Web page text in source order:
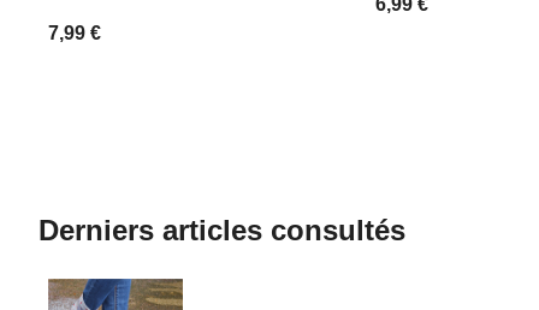
7,99 €
6,99 €
Derniers articles consultés